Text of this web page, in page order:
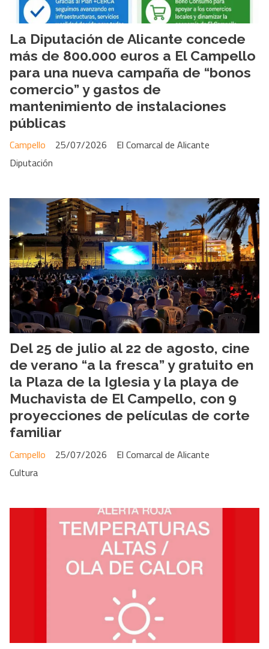
La Diputación de Alicante concede
más de 800.000 euros a El Campello
para una nueva campaña de “bonos
comercio” y gastos de
mantenimiento de instalaciones
públicas
El Comarcal de Alicante
Campello
25/07/2026
Diputación
Del 25 de julio al 22 de agosto, cine
de verano “a la fresca” y gratuito en
la Plaza de la Iglesia y la playa de
Muchavista de El Campello, con 9
proyecciones de películas de corte
familiar
El Comarcal de Alicante
Campello
25/07/2026
Cultura